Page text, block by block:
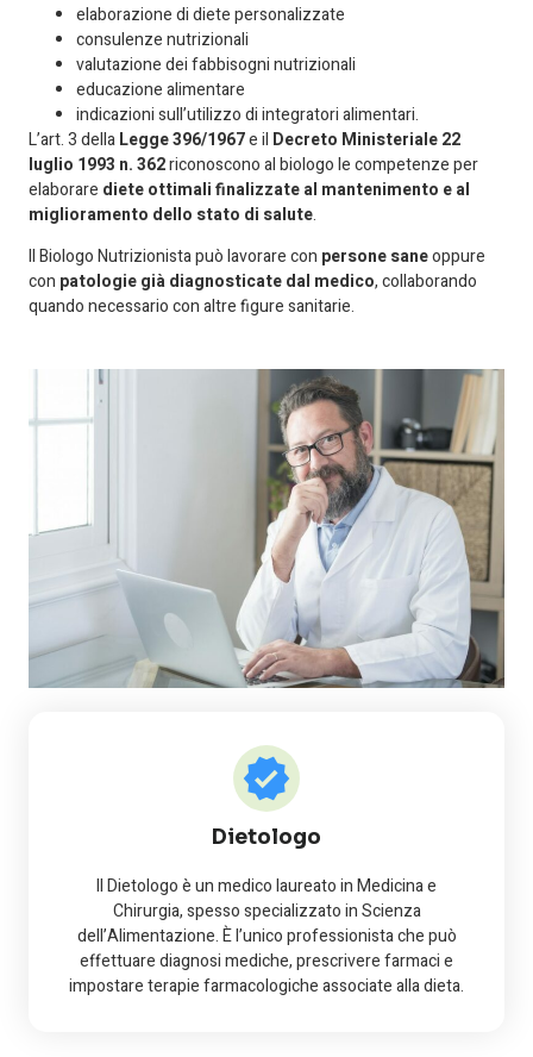
elaborazione di diete personalizzate
consulenze nutrizionali
valutazione dei fabbisogni nutrizionali
educazione alimentare
indicazioni sull’utilizzo di integratori alimentari.
L’art. 3 dellaLegge 396/1967e il Decreto Ministeriale 22
luglio 1993 n. 362riconoscono al biologo le competenze per
elaborare diete ottimali finalizzate al mantenimento e al
miglioramento dello stato di salute.
Il Biologo Nutrizionista può lavorare con persone saneoppure
con patologie già diagnosticate dal medico, collaborando
quando necessario con altre figure sanitarie.
Dietologo
Il Dietologo è un medico laureato in Medicina e
Chirurgia, spesso specializzato in Scienza
dell’Alimentazione. È l’unico professionista che può
effettuare diagnosi mediche, prescrivere farmaci e
impostare terapie farmacologiche associate alla dieta.